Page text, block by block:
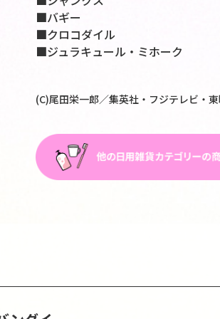
■バギー
■クロコダイル
■ジュラキュール・ミホーク
(C)尾田栄一郎／集英社・フジテレビ・